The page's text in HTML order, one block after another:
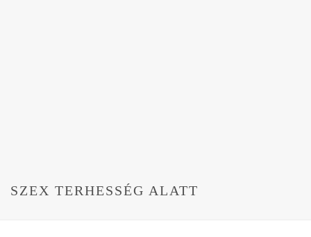
SZEX TERHESSÉG ALATT